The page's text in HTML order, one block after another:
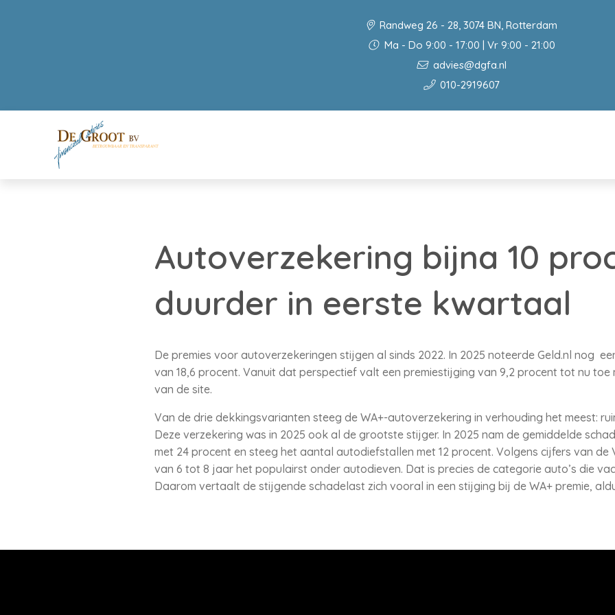
Randweg 26 - 28, 3074 BN, Rotterdam
Ma - Do 9:00 - 17:00 | Vr 9:00 - 21:00
advies@dgfa.nl
010-2919607
Autoverzekering bijna 10
duurder in eerste kwartaal
De premies voor autoverzekeringen stijgen al sinds 2022. In 2025 noteerde Geld.nl nog
van 18,6 procent. Vanuit dat perspectief valt een premiestijging van 9,2 procent tot nu
van de site.
Van de drie dekkingsvarianten steeg de WA+-autoverzekering in verhouding het meest:
Deze verzekering was in 2025 ook al de grootste stijger. In 2025 nam de gemiddelde
met 24 procent en steeg het aantal autodiefstallen met 12 procent. Volgens cijfers van de
van 6 tot 8 jaar het populairst onder autodieven. Dat is precies de categorie auto’s die
Daarom vertaalt de stijgende schadelast zich vooral in een stijging bij de WA+ premie,